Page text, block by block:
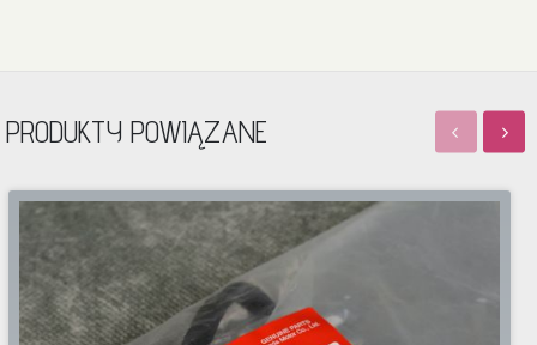
PRODUKTY POWIĄZANE